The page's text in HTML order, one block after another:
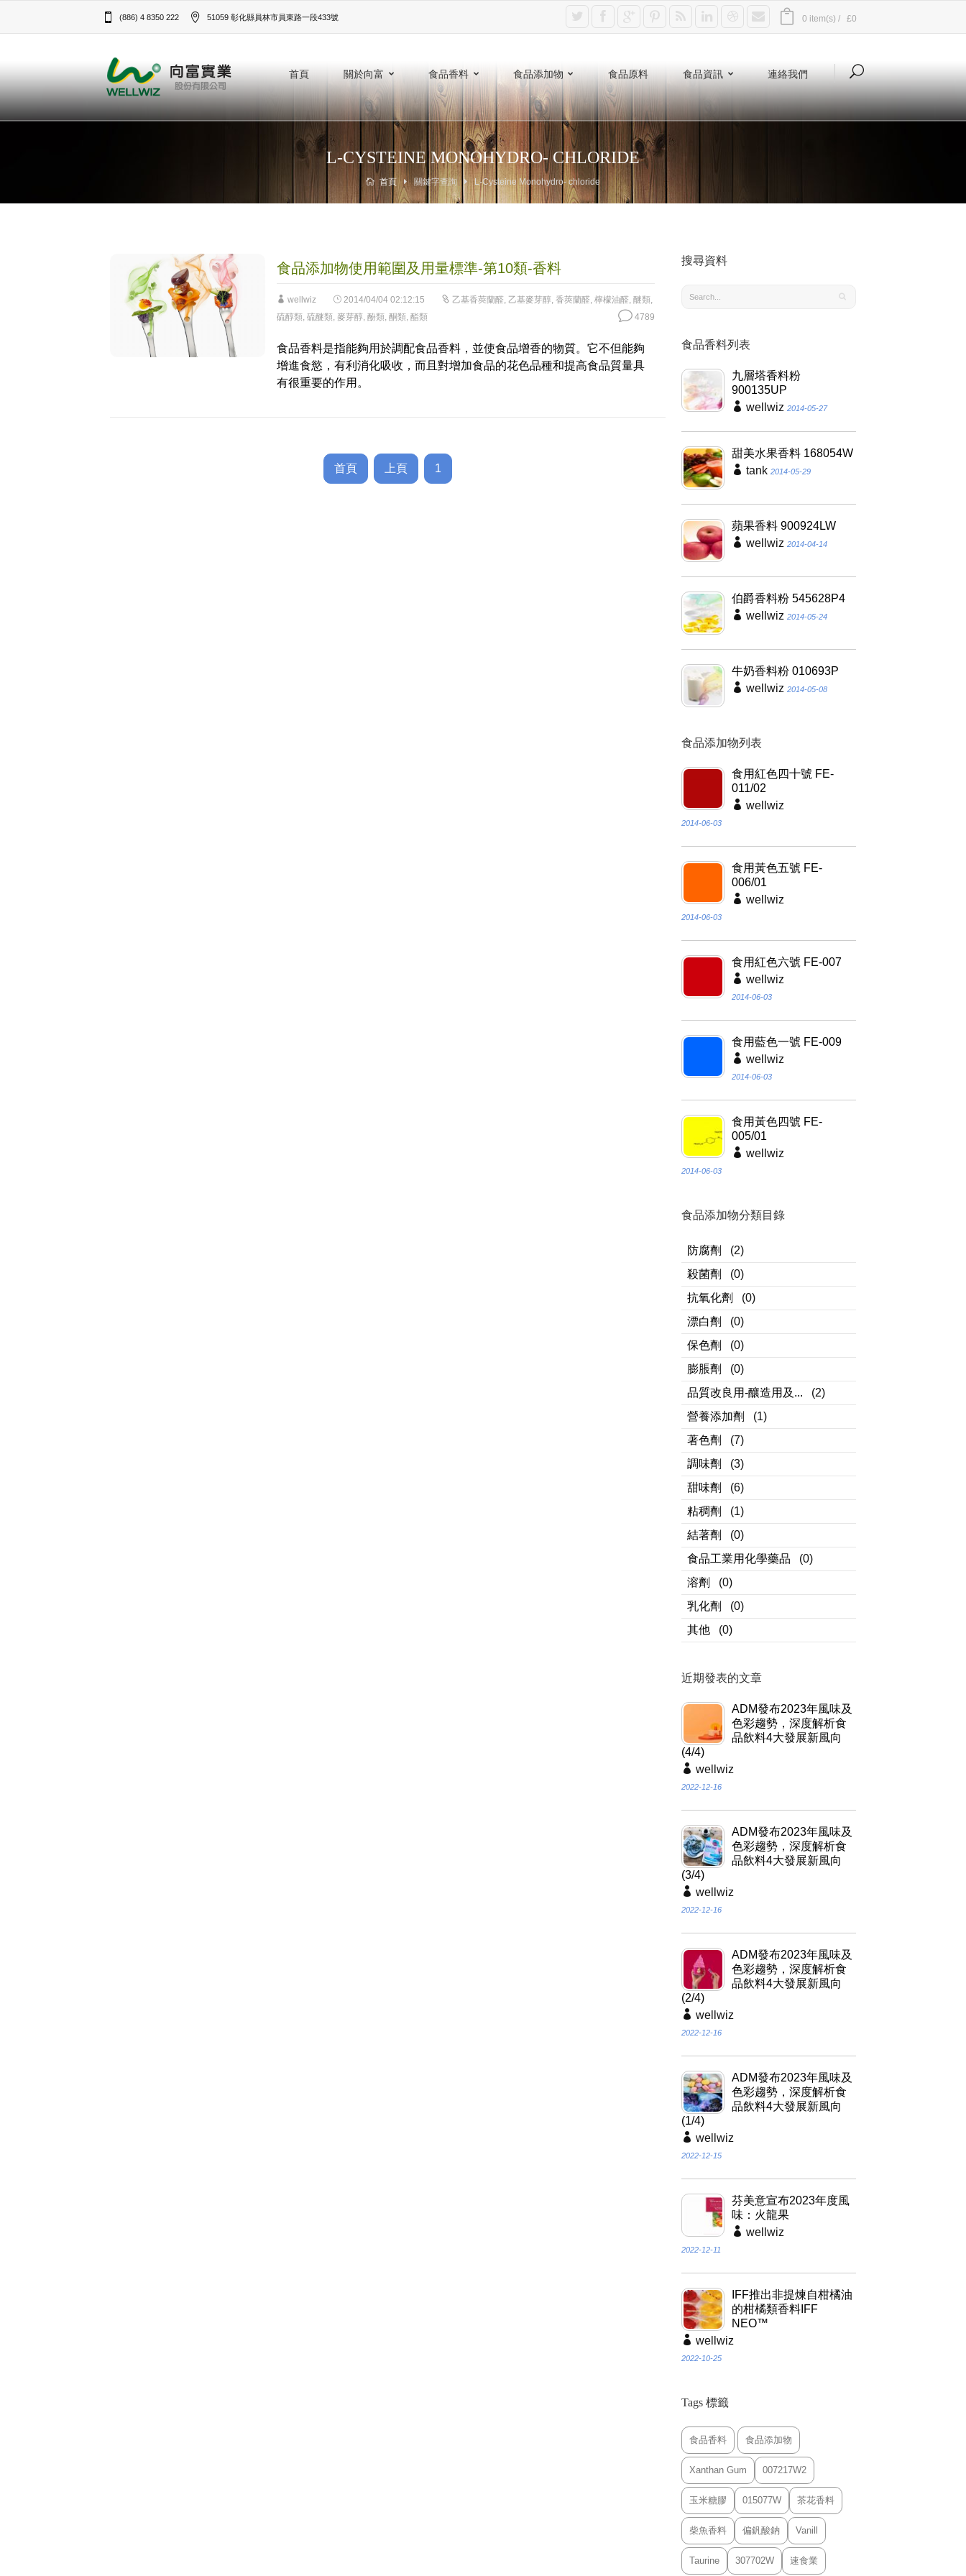
(886) 4 8350 222 51059 彰化縣員林市員東路一段433號‎ 0 item(s) / £0
首頁 關於向富 食品香料 食品添加物 食品原料 食品資訊 連絡我們
L-CYSTEINE MONOHYDRO- CHLORIDE
首頁 關鍵字查詢 L-Cysteine Monohydro- chloride
食品添加物使用範圍及用量標準-第10類-香料
wellwiz 2014/04/04 02:12:15 乙基香莢蘭醛, 乙基麥芽醇, 香莢蘭醛, 檸檬油醛, 醚類,
硫醇類, 硫醚類, 麥芽醇, 酚類, 酮類, 酯類 4789
食品香料是指能夠用於調配食品香料，並使食品增香的物質。它不但能夠
增進食慾，有利消化吸收，而且對增加食品的花色品種和提高食品質量具
有很重要的作用。
首頁 上頁 1
搜尋資料
食品香料列表
九層塔香料粉
900135UP
wellwiz 2014-05-27
甜美水果香料 168054W
tank 2014-05-29
蘋果香料 900924LW
wellwiz 2014-04-14
伯爵香料粉 545628P4
wellwiz 2014-05-24
牛奶香料粉 010693P
wellwiz 2014-05-08
食品添加物列表
食用紅色四十號 FE-
011/02
wellwiz
2014-06-03
食用黃色五號 FE-
006/01
wellwiz
2014-06-03
食用紅色六號 FE-007
wellwiz
2014-06-03
食用藍色一號 FE-009
wellwiz
2014-06-03
食用黃色四號 FE-
005/01
wellwiz
2014-06-03
食品添加物分類目錄
防腐劑
(2)
殺菌劑
(0)
抗氧化劑
(0)
漂白劑
(0)
保色劑
(0)
膨脹劑
(0)
品質改良用-釀造用及...
(2)
營養添加劑
(1)
著色劑
(7)
調味劑
(3)
甜味劑
(6)
粘稠劑
(1)
結著劑
(0)
食品工業用化學藥品
(0)
溶劑
(0)
乳化劑
(0)
其他
(0)
近期發表的文章
ADM發布2023年風味及
色彩趨勢，深度解析食
品飲料4大發展新風向
(4/4)
wellwiz
2022-12-16
ADM發布2023年風味及
色彩趨勢，深度解析食
品飲料4大發展新風向
(3/4)
wellwiz
2022-12-16
ADM發布2023年風味及
色彩趨勢，深度解析食
品飲料4大發展新風向
(2/4)
wellwiz
2022-12-16
ADM發布2023年風味及
色彩趨勢，深度解析食
品飲料4大發展新風向
(1/4)
wellwiz
2022-12-15
芬美意宣布2023年度風
味：火龍果
wellwiz
2022-12-11
IFF推出非提煉自柑橘油
的柑橘類香料IFF
NEO™
wellwiz
2022-10-25
Tags 標籤
食品香料 食品添加物
Xanthan Gum 007217W2
玉米糖膠 015077W 茶花香料
柴魚香料 偏釩酸鈉 Vanill
Taurine 307702W 速食業